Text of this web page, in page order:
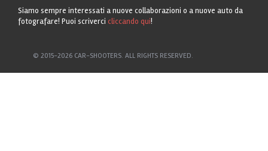
Siamo sempre interessati a nuove collaborazioni o a nuove auto da
fotografare! Puoi scriverci cliccando qui!
© 2015-2026 CAR-SHOOTERS. ALL RIGHTS RESERVED.